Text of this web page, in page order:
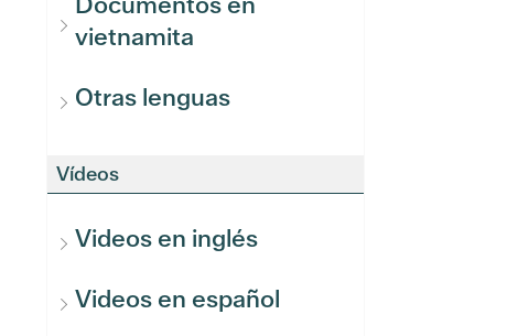
vietnamita
Otras lenguas
Vídeos
Videos en inglés
Videos en español